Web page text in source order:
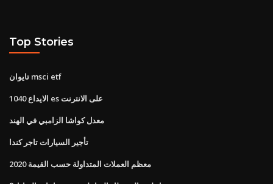
Top Stories
تايوان msci etf
الايداع 1040 es على الانترنت
معدل كواشا الزامبي في الهند
تأجير السيارات تاجر كندا
معظم العملات المتداولة حسب القيمة 2020